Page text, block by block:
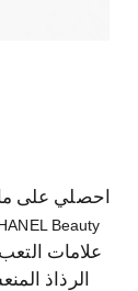
احصلي على
Beauty
علامات
الرذاذ